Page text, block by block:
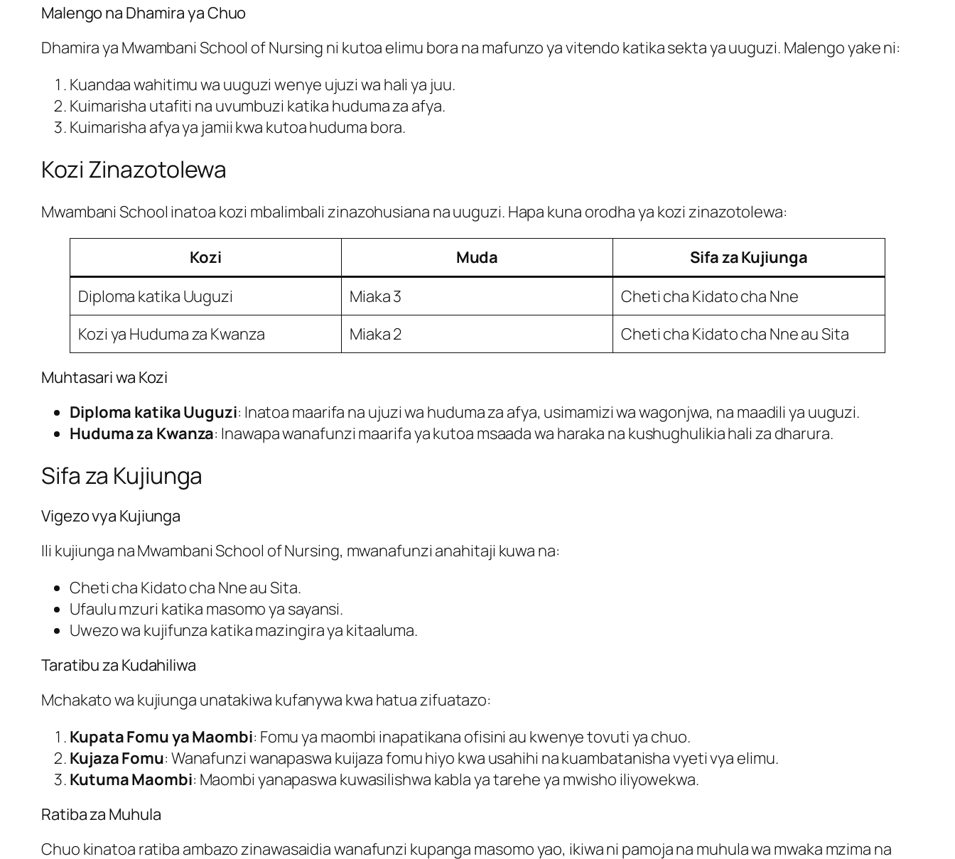
Malengo na Dhamira ya Chuo
Dhamira ya Mwambani School of Nursing ni kutoa elimu bora na mafunzo ya vitendo katika sekta ya uuguzi. Malengo yake ni:
Kuandaa wahitimu wa uuguzi wenye ujuzi wa hali ya juu.
Kuimarisha utafiti na uvumbuzi katika huduma za afya.
Kuimarisha afya ya jamii kwa kutoa huduma bora.
Kozi Zinazotolewa
Mwambani School inatoa kozi mbalimbali zinazohusiana na uuguzi. Hapa kuna orodha ya kozi zinazotolewa:
Kozi Muda
Sifa za Kujiunga
Diploma katika Uuguzi
Miaka 3
Cheti cha Kidato cha Nne
Kozi ya Huduma za Kwanza
Miaka 2 Cheti cha Kidato cha Nne au Sita
Muhtasari wa Kozi
Diploma katika Uuguzi: Inatoa maarifa na ujuzi wa huduma za afya, usimamizi wa wagonjwa, na maadili ya uuguzi.
Huduma za Kwanza: Inawapa wanafunzi maarifa ya kutoa msaada wa haraka na kushughulikia hali za dharura.
Sifa za Kujiunga
Vigezo vya Kujiunga
Ili kujiunga na Mwambani School of Nursing, mwanafunzi anahitaji kuwa na:
Cheti cha Kidato cha Nne au Sita.
Ufaulu mzuri katika masomo ya sayansi.
Uwezo wa kujifunza katika mazingira ya kitaaluma.
Taratibu za Kudahiliwa
Mchakato wa kujiunga unatakiwa kufanywa kwa hatua zifuatazo:
Kupata Fomu ya Maombi: Fomu ya maombi inapatikana ofisini au kwenye tovuti ya chuo.
Kujaza Fomu: Wanafunzi wanapaswa kuijaza fomu hiyo kwa usahihi na kuambatanisha vyeti vya elimu.
Kutuma Maombi: Maombi yanapaswa kuwasilishwa kabla ya tarehe ya mwisho iliyowekwa.
Ratiba za Muhula
Chuo kinatoa ratiba ambazo zinawasaidia wanafunzi kupanga masomo yao, ikiwa ni pamoja na muhula wa mwaka mzima na